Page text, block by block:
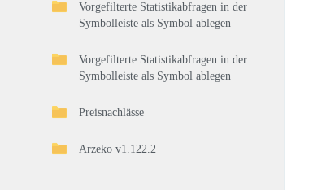
Vorgefilterte Statistikabfragen in der
Symbolleiste als Symbol ablegen
Vorgefilterte Statistikabfragen in der
Symbolleiste als Symbol ablegen
Preisnachlässe
Arzeko v1.122.2